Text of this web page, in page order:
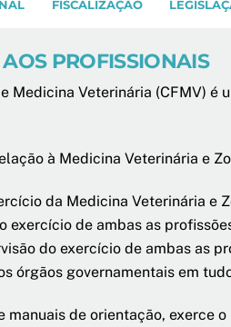
FISCALIZAÇÃO
PROFISSIONAIS
Medicina Veterinária (CFMV)
à Medicina Veterinária e
da Medicina Veterinária e
exercício de ambas as
do exercício de ambas as
órgãos governamentais em
manuais de orientação, exerce